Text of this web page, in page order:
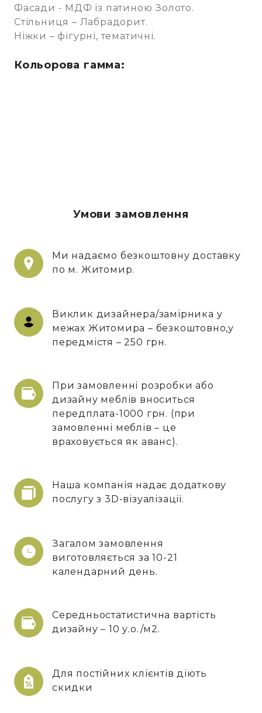
Фасади - МДФ із патиною Золото.
Стільниця – Лабрадорит.
Ніжки – фігурні, тематичні.
Кольорова гамма:
Умови замовлення
Ми надаємо безкоштовну доставку
по м. Житомир.
Виклик дизайнера/замірника у
межах Житомира – безкоштовно,у
передмістя – 250 грн.
При замовленні розробки або
дизайну меблів вноситься
передплата-1000 грн. (при
замовленні меблів – це
враховується як аванс).
Наша компанія надає додаткову
послугу з 3D-візуалізації.
Загалом замовлення
виготовляється за 10-21
календарний день.
Середньостатистична вартість
дизайну – 10 у.о./м2.
Для постійних клієнтів діють
скидки